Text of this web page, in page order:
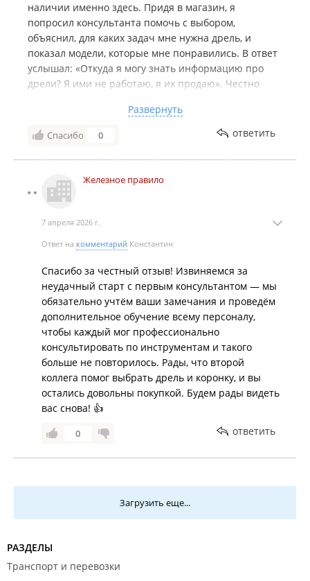
наличии именно здесь. Придя в магазин, я
попросил консультанта помочь с выбором,
объяснил, для каких задач мне нужна дрель, и
показал модели, которые мне понравились. В ответ
услышал: «Откуда я могу знать информацию про
дрели? Я ими не работаю, я их продаю». Честно
тот день я ничего покупать не стал.
На следующий день я снова пришёл в этот магазин
уже за коронкой для своей старой дрели. На этот
раз ко мне подошёл другой консультант, который
действительно помог разобраться с выбором. В
итоге благодаря ему я купил и новую дрель, и
коронку.
Развернуть
Спасибо 0 ответить
Железное правило
7 апреля 2026 г.
Ответ на комментарий Константин
Спасибо за честный отзыв! Извиняемся за
неудачный старт с первым консультантом — мы
обязательно учтём ваши замечания и проведём
дополнительное обучение всему персоналу,
чтобы каждый мог профессионально
консультировать по инструментам и такого
больше не повторилось. Рады, что второй
коллега помог выбрать дрель и коронку, и вы
остались довольны покупкой. Будем рады видеть
вас снова! 👍
0 ответить
Загрузить еще...
РАЗДЕЛЫ
Транспорт и перевозки